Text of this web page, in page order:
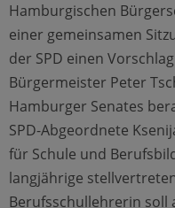
Hamburgischen
einer gemeinsamen
der SPD einen
Bürgermeister Peter
Hamburger Senates
SPD-Abgeordnete
für Schule und
langjährige
Berufsschullehrerin soll